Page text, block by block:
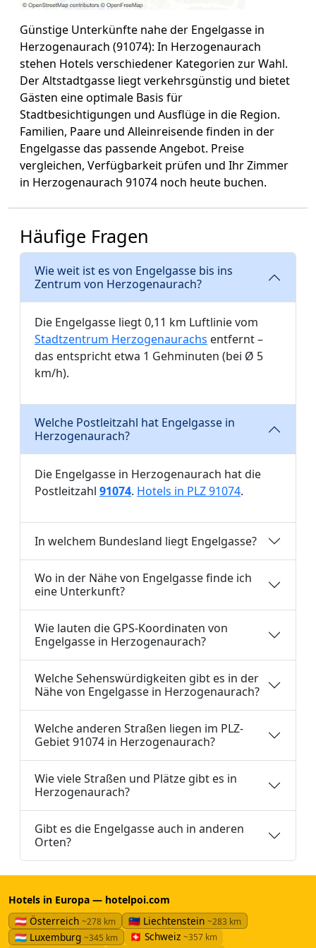
Günstige Unterkünfte nahe der Engelgasse in
Herzogenaurach (91074): In Herzogenaurach
stehen Hotels verschiedener Kategorien zur Wahl.
Der Altstadtgasse liegt verkehrsgünstig und bietet
Gästen eine optimale Basis für
Stadtbesichtigungen und Ausflüge in die Region.
Familien, Paare und Alleinreisende finden in der
Engelgasse das passende Angebot. Preise
vergleichen, Verfügbarkeit prüfen und Ihr Zimmer
in Herzogenaurach 91074 noch heute buchen.
Häufige Fragen
Wie weit ist es von Engelgasse bis ins
Zentrum von Herzogenaurach?
Die Engelgasse liegt 0,11 km Luftlinie vom
Stadtzentrum Herzogenaurachs entfernt –
das entspricht etwa 1 Gehminuten (bei Ø 5
km/h).
Welche Postleitzahl hat Engelgasse in
Herzogenaurach?
Die Engelgasse in Herzogenaurach hat die
Postleitzahl 91074. Hotels in PLZ 91074.
In welchem Bundesland liegt Engelgasse?
Wo in der Nähe von Engelgasse finde ich
eine Unterkunft?
Wie lauten die GPS-Koordinaten von
Engelgasse in Herzogenaurach?
Welche Sehenswürdigkeiten gibt es in der
Nähe von Engelgasse in Herzogenaurach?
Welche anderen Straßen liegen im PLZ-
Gebiet 91074 in Herzogenaurach?
Wie viele Straßen und Plätze gibt es in
Herzogenaurach?
Gibt es die Engelgasse auch in anderen
Orten?
Hotels in Europa — hotelpoi.com
🇦🇹 Österreich ~278 km 🇱🇮 Liechtenstein ~283 km
🇱🇺 Luxemburg ~345 km 🇨🇭 Schweiz ~357 km